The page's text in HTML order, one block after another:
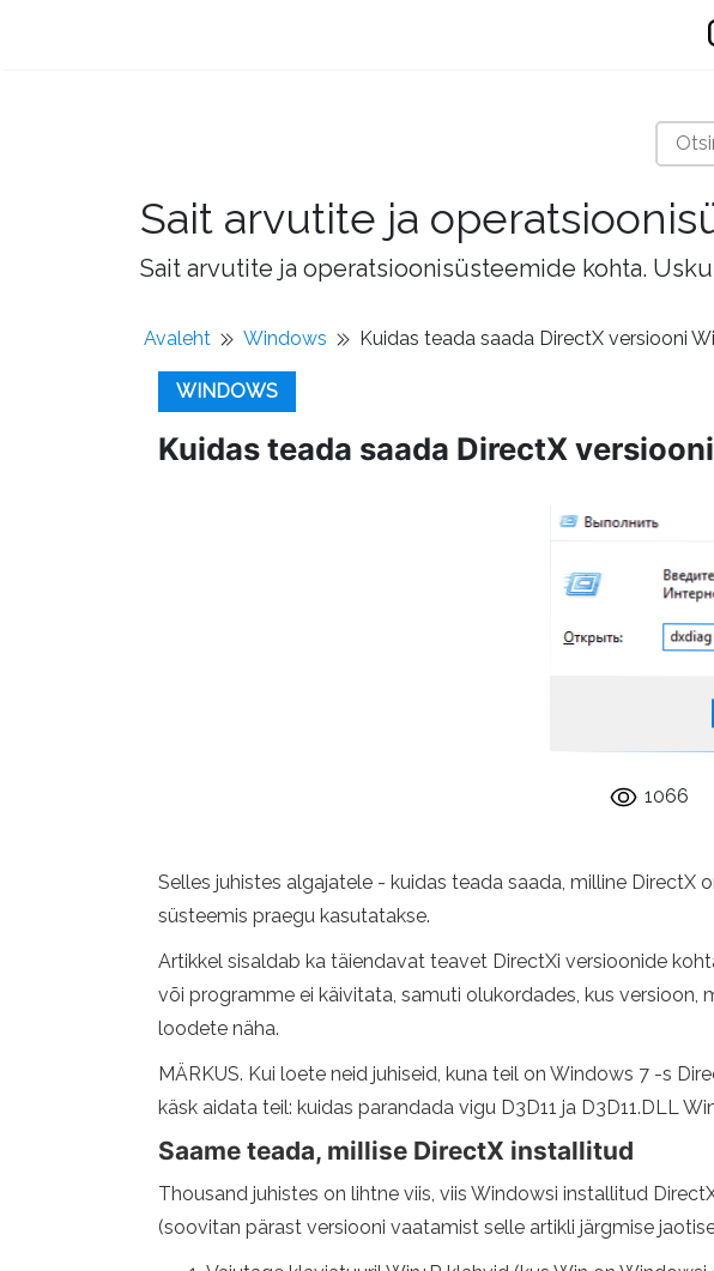
Sait arvutite ja
Sait arvutite ja operatsioonisüsteemide kohta.
Avaleht Windows Kuidas teada saada DirectX versiooni
WINDOWS
Kuidas teada saada DirectX
1066
Selles juhistes algajatele - kuidas teada saada, milline
süsteemis praegu kasutatakse.
Artikkel sisaldab ka täiendavat teavet DirectXi versioonide
või programme ei käivitata, samuti olukordades, kus versioon,
loodete näha.
MÄRKUS. Kui loete neid juhiseid, kuna teil on Windows 7 -s
käsk aidata teil: kuidas parandada vigu D3D11 ja D3D11.DLL
Saame teada, millise DirectX installitud
Thousand juhistes on lihtne viis, viis Windowsi installitud
(soovitan pärast versiooni vaatamist selle artikli järgmise